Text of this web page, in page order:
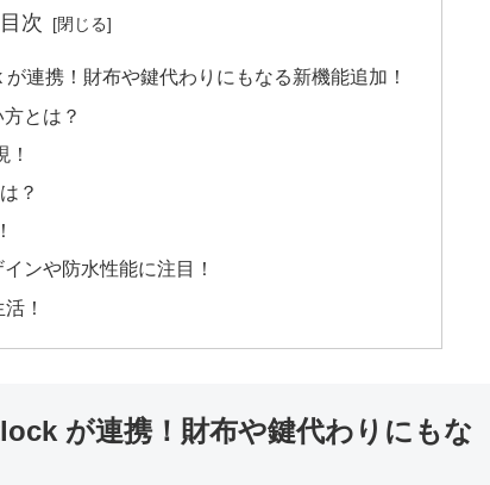
目次
連携！財布や鍵代わりにもなる新機能追加！
とは？
？
ンや防水性能に注目！
！
が連携！財布や鍵代わりにもな